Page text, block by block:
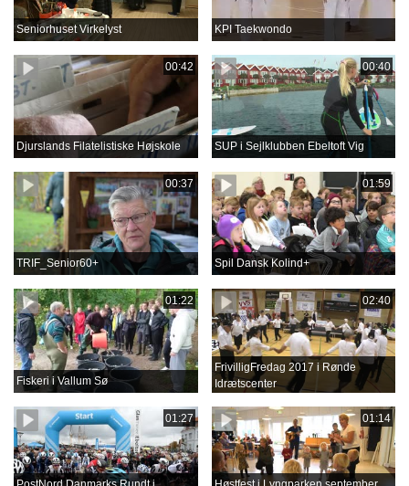
Seniorhuset Virkelyst KPI Taekwondo
00:42
Djurslands Filatelistiske Højskole
00:40
SUP i Sejlklubben Ebeltoft Vig
00:37
TRIF_Senior60+
01:59
Spil Dansk Kolind+
01:22
Fiskeri i Vallum Sø
02:40
FrivilligFredag 2017 i Rønde
Idrætscenter
01:27 01:14